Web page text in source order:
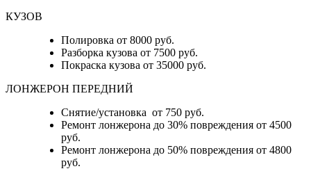
КУЗОВ
Полировка от 8000 руб.
Разборка кузова от 7500 руб.
Покраска кузова от 35000 руб.
ЛОНЖЕРОН ПЕРЕДНИЙ
Снятие/установка от 750 руб.
Ремонт лонжерона до 30% повреждения от 4500
руб.
Ремонт лонжерона до 50% повреждения от 4800
руб.